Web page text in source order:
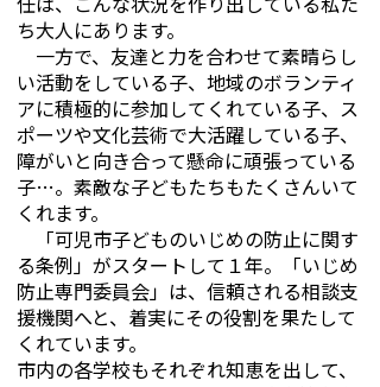
ち大人にあります。
一方で、友達と力を合わせて素晴らし
い活動をしている子、地域のボランティ
アに積極的に参加してくれている子、ス
ポーツや文化芸術で大活躍している子、
障がいと向き合って懸命に頑張っている
子…。素敵な子どもたちもたくさんいて
くれます。
「可児市子どものいじめの防止に関す
る条例」がスタートして１年。「いじめ
防止専門委員会」は、信頼される相談支
援機関へと、着実にその役割を果たして
くれています。
市内の各学校もそれぞれ知恵を出して、